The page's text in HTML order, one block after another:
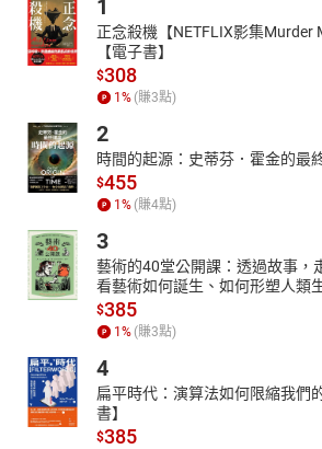
章節：
01自我設限1
02自我設限2
1
正念殺機【NETFLIX影集Murder
【電子書】
$308
1 % (賺3點)
2
時間的起源：史蒂芬．霍金的最
$455
1 % (賺4點)
3
藝術的40堂公開課：透過故事，
看藝術如何誕生、如何形塑人類
$385
1 % (賺3點)
4
扁平時代：演算法如何限縮我們
書】
$385